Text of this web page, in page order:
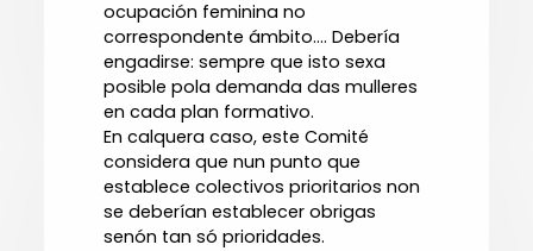
ocupación feminina no
correspondente ámbito.... Debería
engadirse: sempre que isto sexa
posible pola demanda das mulleres
en cada plan formativo.
En calquera caso, este Comité
considera que nun punto que
establece colectivos prioritarios non
se deberían establecer obrigas
senón tan só prioridades.